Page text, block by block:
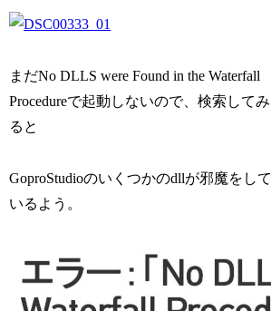
まだNo DLLS were Found in the Waterfall
Procedureで起動しないので、検索してみ
ると
GoproStudioのいくつかのdllが邪魔をして
いるよう。